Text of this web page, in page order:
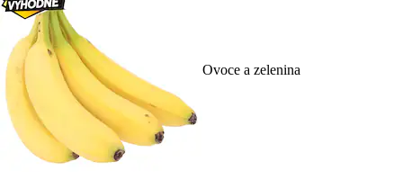
Ovoce a zelenina